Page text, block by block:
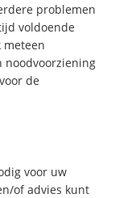
problemen
voldoende
meteen
noodvoorziening
de
voor uw
of advies kunt